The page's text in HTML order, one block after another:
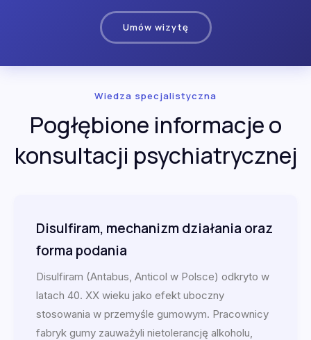
Umów wizytę
Wiedza specjalistyczna
Pogłębione informacje o
konsultacji psychiatrycznej
Disulfiram, mechanizm działania oraz
forma podania
Disulfiram (Antabus, Anticol w Polsce) odkryto w
latach 40. XX wieku jako efekt uboczny
stosowania w przemyśle gumowym. Pracownicy
fabryk gumy zauważyli nietolerancję alkoholu,